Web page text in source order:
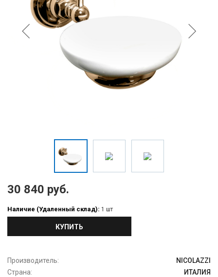
30 840 руб.
Наличие (Удаленный склад): 1 шт
КУПИТЬ
Производитель:
NICOLAZZI
Страна:
ИТАЛИЯ